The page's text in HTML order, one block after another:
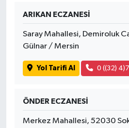
ARIKAN ECZANESİ
Saray Mahallesi, Demiroluk
Gülnar / Mersin
Yol Tarifi Al 0 ((32)
ÖNDER ECZANESİ
Merkez Mahallesi, 52030